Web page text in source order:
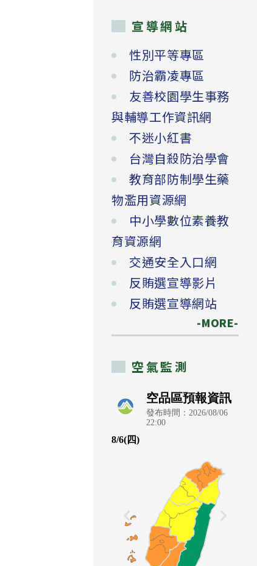
宣導網站
性別平等專區
防治霸凌專區
友善校園學生事務
與輔導工作資訊網
不迷小紅書
台灣自殺防治學會
教育部防制學生藥
物濫用資源網
中小學數位素養教
育資源網
交通安全入口網
反賄選宣導影片
反賄選宣導網站
-MORE-
空氣監測